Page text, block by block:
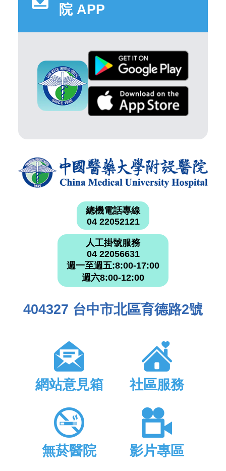
院 APP
總機電話專線
04 22052121
人工掛號服務
04 22056631
週一至週五:8:00-17:00
週六8:00-12:00
404327 台中市北區育德路2號
網站意見箱 社區服務
無菸醫院 影片專區